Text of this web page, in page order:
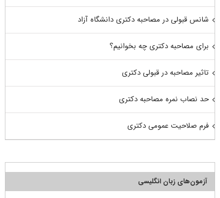
شانس قبولی در مصاحبه دکتری دانشگاه آزاد
برای مصاحبه دکتری چه بخوانیم؟
تاثیر مصاحبه در قبولی دکتری
حد نصاب نمره مصاحبه دکتری
فرم صلاحیت عمومی دکتری
آزمون‌های زبان انگلیسی